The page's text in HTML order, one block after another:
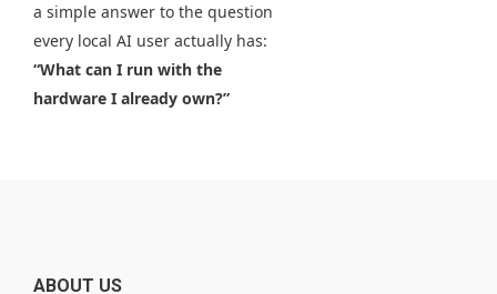
a simple answer to the question
every local AI user actually has:
“What can I run with the
hardware I already own?”
ABOUT US